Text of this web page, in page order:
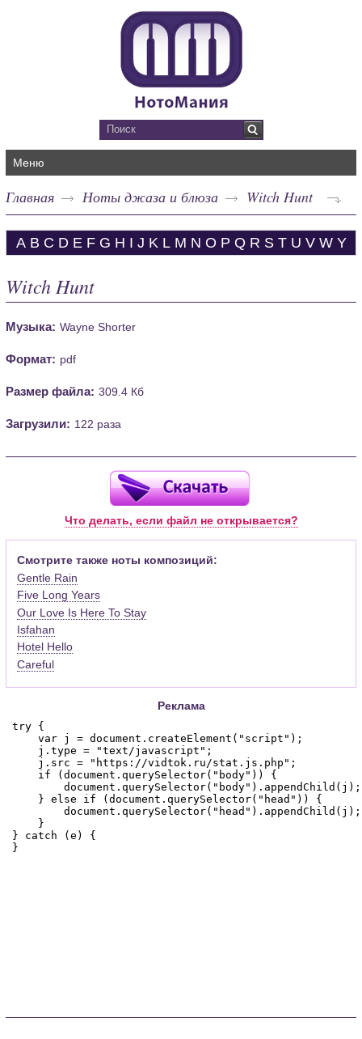
Меню
Главная Ноты джаза и блюза Witch Hunt
A B C D E F G H I J K L M N O P Q R S T U V W Y
Witch Hunt
Музыка: Wayne Shorter
Формат: pdf
Размер файла: 309.4 Кб
Загрузили: 122 раза
Что делать, если файл не открывается?
Смотрите также ноты композиций:
Gentle Rain
Five Long Years
Our Love Is Here To Stay
Isfahan
Hotel Hello
Careful
Реклама